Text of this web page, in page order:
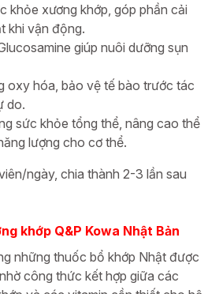
khỏe xương khớp, góp phần cải
khi vận động.
giúp nuôi dưỡng sụn
oxy hóa, bảo vệ tế bào trước tác
do.
sức khỏe tổng thể, nâng cao thể
lượng cho cơ thể.
ngày, chia thành 2-3 lần sau
khớp Q&P Kowa Nhật Bản
những thuốc bổ khớp Nhật được
công thức kết hợp giữa các